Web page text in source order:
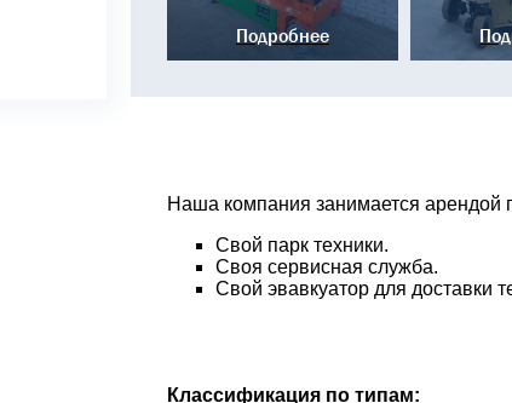
Подробнее
Наша компания занимается
Cвой парк техники.
Cвоя сервисная служба.
Свой эвавкуатор для доставки
Классификация по типам: